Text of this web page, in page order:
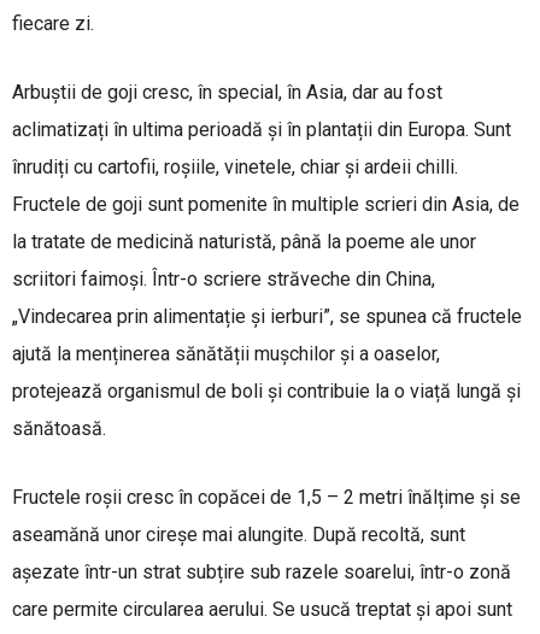
fiecare zi.
Arbuștii de goji cresc, în special, în Asia, dar au fost
aclimatizați în ultima perioadă și în plantații din Europa. Sunt
înrudiți cu cartofii, roșiile, vinetele, chiar și ardeii chilli.
Fructele de goji sunt pomenite în multiple scrieri din Asia, de
la tratate de medicină naturistă, până la poeme ale unor
scriitori faimoși. Într-o scriere străveche din China,
„Vindecarea prin alimentație și ierburi”, se spunea că fructele
ajută la menținerea sănătății mușchilor și a oaselor,
protejează organismul de boli și contribuie la o viață lungă și
sănătoasă.
Fructele roșii cresc în copăcei de 1,5 – 2 metri înălțime și se
aseamănă unor cireșe mai alungite. După recoltă, sunt
așezate într-un strat subțire sub razele soarelui, într-o zonă
care permite circularea aerului. Se usucă treptat și apoi sunt